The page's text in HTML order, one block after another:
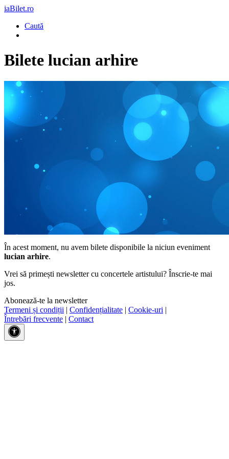
iaBilet.ro
Caută
Bilete lucian arhire
În acest moment, nu avem bilete disponibile la niciun eveniment
lucian arhire.
Vrei să primești newsletter cu concertele artistului? Înscrie-te mai
jos.
Abonează-te la newsletter
Termeni și condiții | Confidențialitate | Cookie-uri |
Întrebări frecvente | Contact